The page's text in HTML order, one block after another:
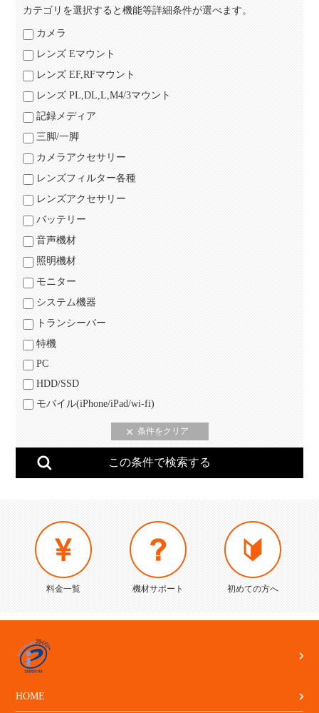
カテゴリを選択すると機能等詳細条件が選べます。
カメラ
レンズ Eマウント
レンズ EF,RFマウント
レンズ PL,DL,L,M4/3マウント
記録メディア
三脚/一脚
カメラアクセサリー
レンズフィルター各種
レンズアクセサリー
バッテリー
音声機材
照明機材
モニター
システム機器
トランシーバー
特機
PC
HDD/SSD
モバイル(iPhone/iPad/wi-fi)
料金一覧 機材サポート 初めての方へ
HOME